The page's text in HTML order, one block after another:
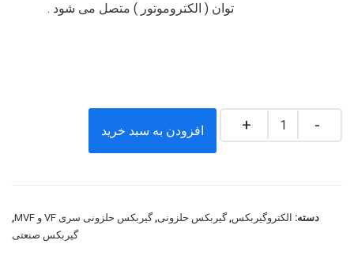
توان ( الکتروموتور ) متصل می شود .
افزودن به سبد خرید
دسته: الکتروگیربکس,گیربکس حلزونی,گیربکس حلزونی سری VF و MVF
,
گیربکس صنعتی